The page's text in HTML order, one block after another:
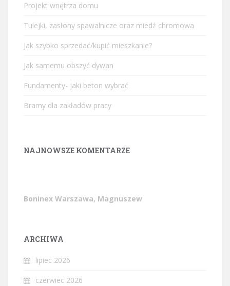
Projekt wnętrza domu
Tulejki, zasłony spawalnicze oraz miedź chromowa
Jak szybko sprzedać/kupić mieszkanie?
Jak samemu obszyć dywan
Fundamenty- jaki beton wybrać
Bramy dla zakładów pracy
NAJNOWSZE KOMENTARZE
Boninex Warszawa, Magnuszew
ARCHIWA
lipiec 2026
czerwiec 2026